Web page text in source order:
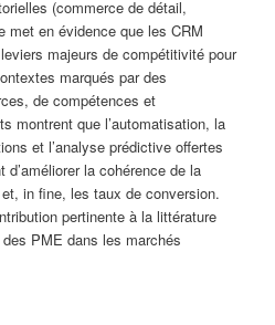
(commerce de détail,
met en évidence que les CRM
majeurs de compétitivité pour
marqués par des
de compétences et
montrent que l’automatisation, la
et l’analyse prédictive offertes
la cohérence de la
in fine, les taux de conversion.
pertinente à la littérature
PME dans les marchés